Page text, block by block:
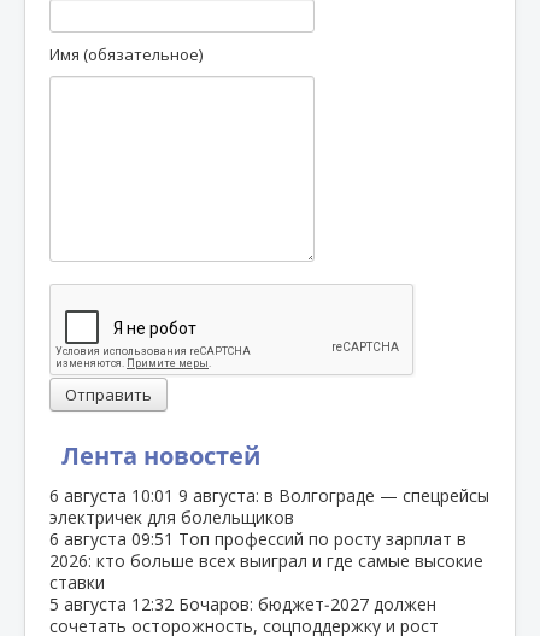
Лента новостей
6 августа 10:01 9 августа: в Волгограде — спецрейсы
электричек для болельщиков
6 августа 09:51 Топ профессий по росту зарплат в
2026: кто больше всех выиграл и где самые высокие
ставки
5 августа 12:32 Бочаров: бюджет‑2027 должен
сочетать осторожность, соцподдержку и рост
Имя (обязательное)
Отправить